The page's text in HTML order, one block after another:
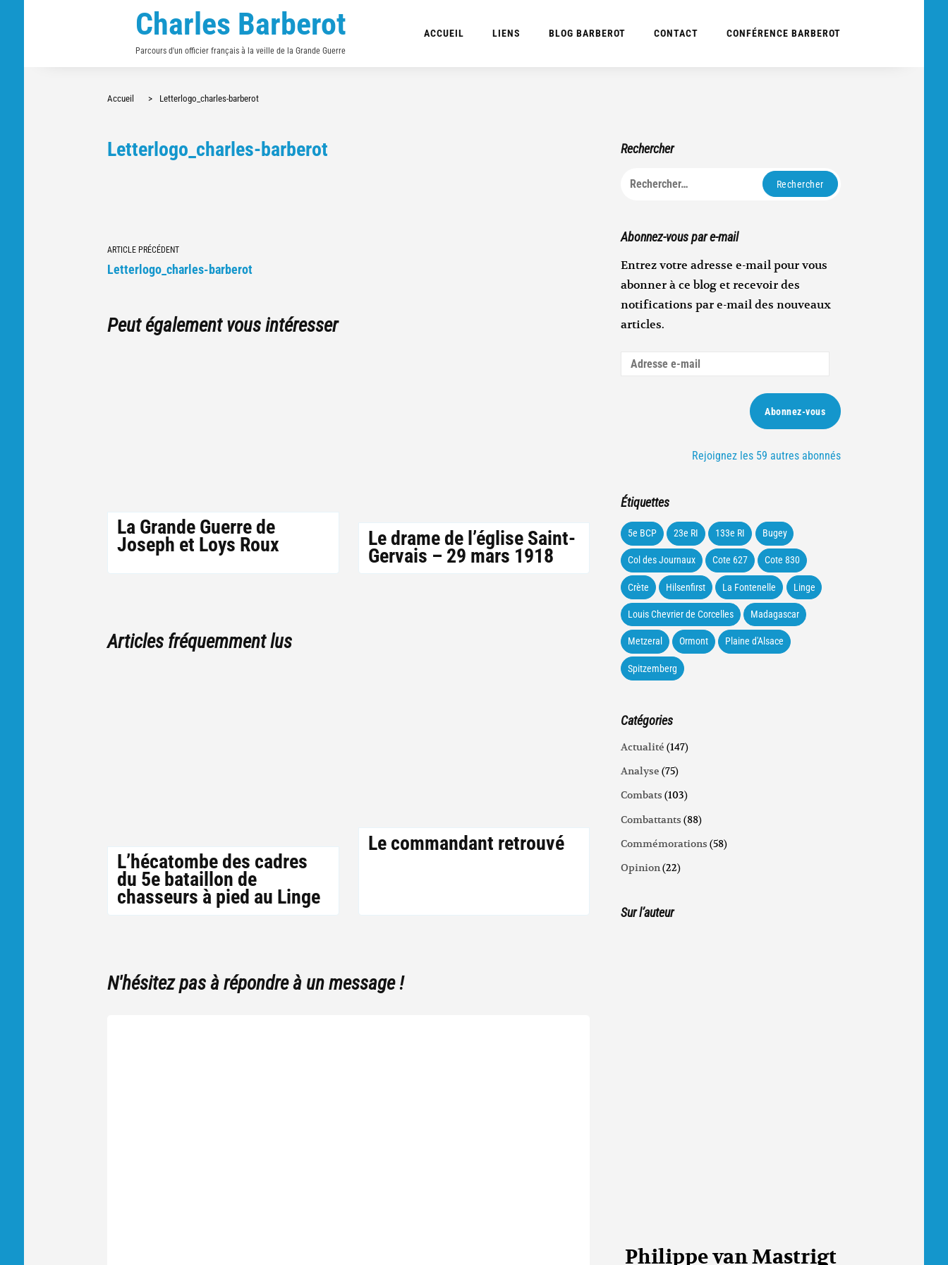
Charles Barberot
Parcours d'un officier français à la veille de la Grande Guerre
ACCUEIL LIENS BLOG BARBEROT CONTACT CONFÉRENCE BARBEROT
Accueil > Letterlogo_charles-barberot
Letterlogo_charles-barberot
Navigation
vers
ARTICLE PRÉCÉDENT
Letterlogo_charles-barberot
Peut également vous intéresser
La Grande Guerre de
Joseph et Loys Roux Le drame de l’église Saint-
Gervais – 29 mars 1918
Articles fréquemment lus
L’hécatombe des cadres
du 5e bataillon de
chasseurs à pied au Linge
Le commandant retrouvé
N'hésitez pas à répondre à un message !
Rechercher
Rechercher :
Abonnez-vous par e-mail
Entrez votre adresse e-mail pour vous
abonner à ce blog et recevoir des
notifications par e-mail des nouveaux
articles.
Adresse
Abonnez-vous
Rejoignez les 59 autres abonnés
Étiquettes
5e BCP 23e RI 133e RI Bugey
Col des Journaux Cote 627 Cote 830
Crète Hilsenfirst La Fontenelle Linge
Louis Chevrier de Corcelles Madagascar
Metzeral Ormont Plaine d'Alsace
Spitzemberg
Catégories
Actualité (147)
Analyse (75)
Combats (103)
Combattants (88)
Commémorations (58)
Opinion(22)
Sur l’auteur
Philippe van Mastrigt